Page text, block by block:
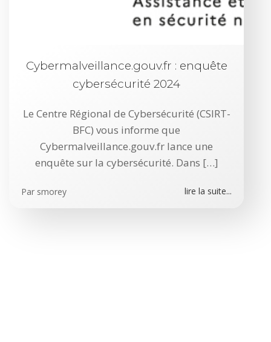
Cybermalveillance.gouv.fr : enquête
cybersécurité 2024
Le Centre Régional de Cybersécurité (CSIRT-
BFC) vous informe que
Cybermalveillance.gouv.fr lance une
enquête sur la cybersécurité. Dans […]
Par smorey lire la suite...